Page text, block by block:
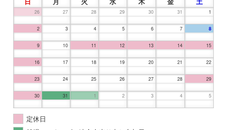
26 27 28 29 30 31 1
2 3 4 5 6 7 8
9 10 11 12 13 14 15
16 17 18 19 20 21 22
23 24 25 26 27 28 29
30 31 1 2 3 4 5
定休日